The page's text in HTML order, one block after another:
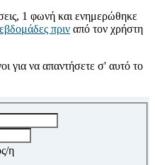
1 φωνή και ενημερώθηκε
πριν από τον χρήστη
για να απαντήσετε σ' αυτό το
η